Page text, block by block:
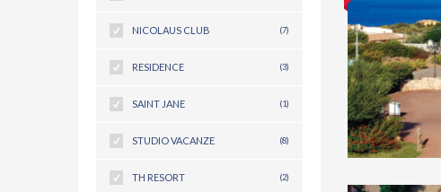
NICOLAUS CLUB (7)
RESIDENCE (3)
SAINT JANE (1)
STUDIO VACANZE (8)
TH RESORT (2)